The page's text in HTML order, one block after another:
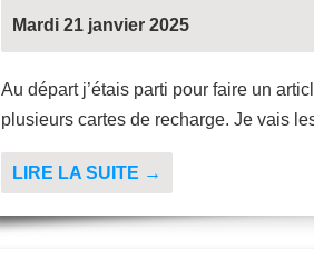
Mardi 21 janvier 2025
Au départ j’étais parti pour faire un
plusieurs cartes de recharge. Je vais
LIRE LA SUITE →